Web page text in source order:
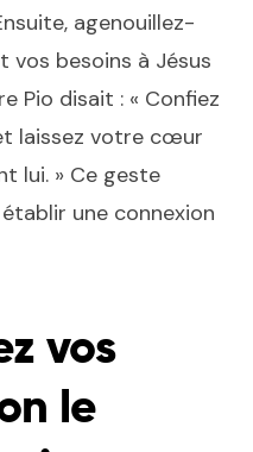
agenouillez-
vos besoins à Jésus
Pio disait : « Confiez
laissez votre cœur
lui. » Ce geste
une connexion
vos
le